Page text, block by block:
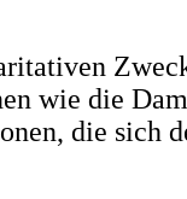
wie die
die sich